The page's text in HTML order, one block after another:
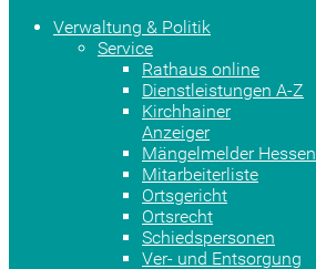
Verwaltung & Politik
Service
Rathaus online
Dienstleistungen A-Z
Kirchhainer
Anzeiger
Mängelmelder Hessen
Mitarbeiterliste
Ortsgericht
Ortsrecht
Schiedspersonen
Ver- und Entsorgung